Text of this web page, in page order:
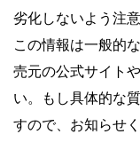
劣化しないよう注
この情報は一般的
売元の公式サイト
い。もし具体的な
すので、お知らせく